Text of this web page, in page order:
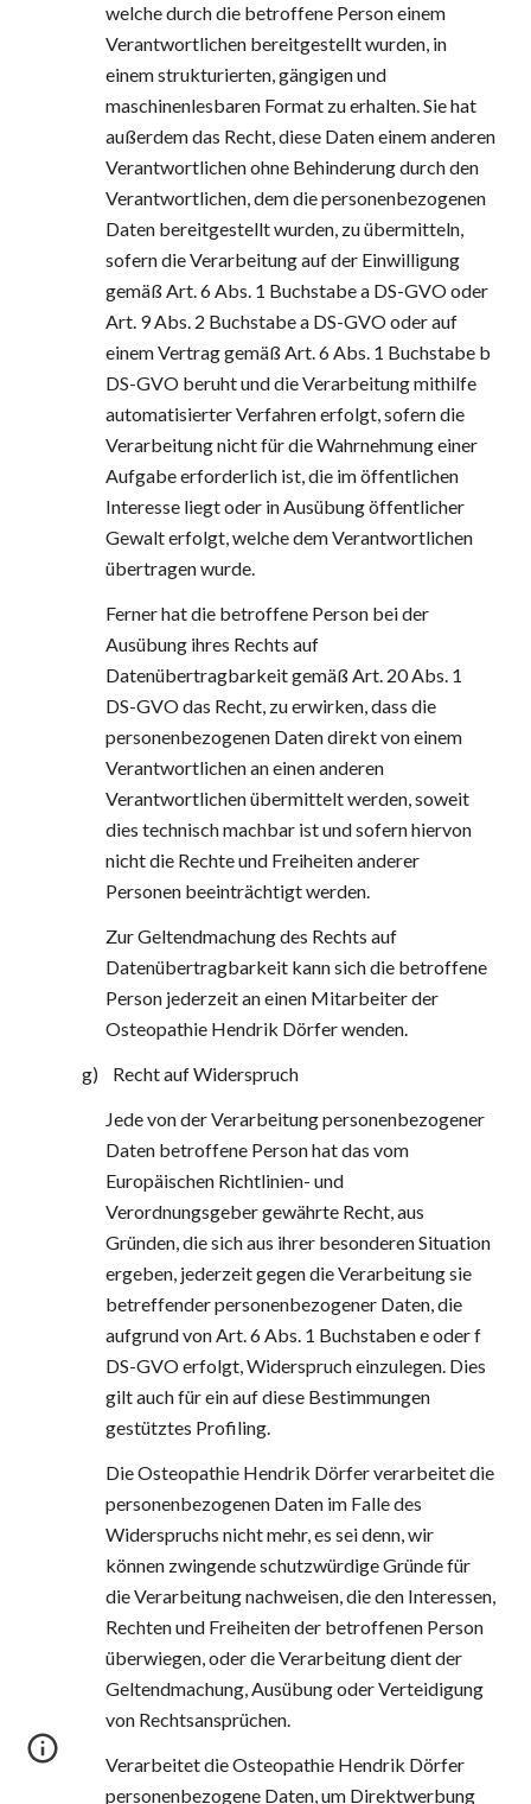
welche durch die betroffene Person einem
Verantwortlichen bereitgestellt wurden, in
einem strukturierten, gängigen und
maschinenlesbaren Format zu erhalten. Sie hat
außerdem das Recht, diese Daten einem anderen
Verantwortlichen ohne Behinderung durch den
Verantwortlichen, dem die personenbezogenen
Daten bereitgestellt wurden, zu übermitteln,
sofern die Verarbeitung auf der Einwilligung
gemäß Art. 6 Abs. 1 Buchstabe a DS-GVO oder
Art. 9 Abs. 2 Buchstabe a DS-GVO oder auf
einem Vertrag gemäß Art. 6 Abs. 1 Buchstabe b
DS-GVO beruht und die Verarbeitung mithilfe
automatisierter Verfahren erfolgt, sofern die
Verarbeitung nicht für die Wahrnehmung einer
Aufgabe erforderlich ist, die im öffentlichen
Interesse liegt oder in Ausübung öffentlicher
Gewalt erfolgt, welche dem Verantwortlichen
übertragen wurde.
Ferner hat die betroffene Person bei der
Ausübung ihres Rechts auf
Datenübertragbarkeit gemäß Art. 20 Abs. 1
DS-GVO das Recht, zu erwirken, dass die
personenbezogenen Daten direkt von einem
Verantwortlichen an einen anderen
Verantwortlichen übermittelt werden, soweit
dies technisch machbar ist und sofern hiervon
nicht die Rechte und Freiheiten anderer
Personen beeinträchtigt werden.
Zur Geltendmachung des Rechts auf
Datenübertragbarkeit kann sich die betroffene
Person jederzeit an einen Mitarbeiter der
Osteopathie Hendrik Dörfer wenden.
g)    Recht auf Widerspruch
Jede von der Verarbeitung personenbezogener
Daten betroffene Person hat das vom
Europäischen Richtlinien- und
Verordnungsgeber gewährte Recht, aus
Gründen, die sich aus ihrer besonderen Situation
ergeben, jederzeit gegen die Verarbeitung sie
betreffender personenbezogener Daten, die
aufgrund von Art. 6 Abs. 1 Buchstaben e oder f
DS-GVO erfolgt, Widerspruch einzulegen. Dies
gilt auch für ein auf diese Bestimmungen
gestütztes Profiling.
Die Osteopathie Hendrik Dörfer verarbeitet die
personenbezogenen Daten im Falle des
Widerspruchs nicht mehr, es sei denn, wir
können zwingende schutzwürdige Gründe für
die Verarbeitung nachweisen, die den Interessen,
Rechten und Freiheiten der betroffenen Person
überwiegen, oder die Verarbeitung dient der
Geltendmachung, Ausübung oder Verteidigung
von Rechtsansprüchen.
Verarbeitet die Osteopathie Hendrik Dörfer
personenbezogene Daten, um Direktwerbung